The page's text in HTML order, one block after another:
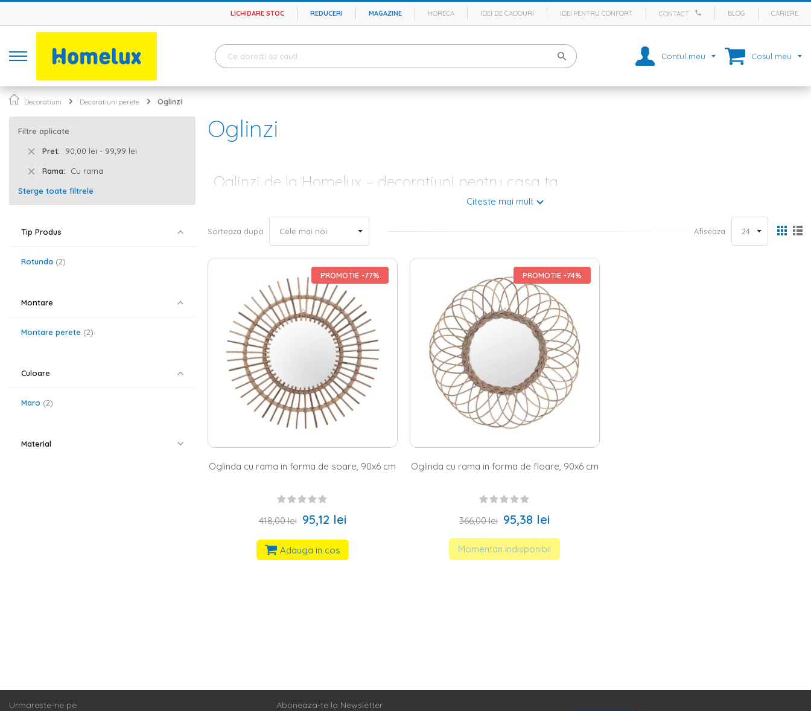
LICHIDARE STOC REDUCERI MAGAZINE HORECA IDEI DE CADOURI IDEI PENTRU CONFORT CONTACT BLOG CARIERE
Contul meu Cosul meu
Decoratiuni Decoratiuni perete Oglinzi
Oglinzi
Oglinzi de la Homelux – decoratiuni pentru casa ta
Atunci cand amenajezi, trebuie sa iei in calcul diferite etape. In primul rand, trebuie sa decizi care va fi culoarea peretilor si pentru ce materiale optezi in
ceea ce priveste pardoseala. Urmeaza apoi mobila si electrocasnicele. Iti doresti o casa complet utilata, corect? Si pana sa ajungi la linia de finish, mai ai
de trecut printr-o etapa: sa alegi cele mai potrivite
. Si atunci cand vorbim despre obiectele decorative, in mod cert, majoritatea persoanelor
se gandesc la
principal, o oglinda perete poate contribui foarte mult la estetica locuintei tale.
Oglinzi clasice si moderne pentru orice stil de amenajare
Daca si tu cauti oglinzi pentru casa ta, atunci ai ajuns in locul potrivit. Homelux te intampina cu o gama diversificata de produse, realizate special pentru
tine. Poate iti doresti sa arunci o privire asupra colectiei noastre de oglinzi perete sau poate preferi
schimbare in living, in hol, in dormitor ori in baie, pe site-ul nostru gasesti inspiratie pentru orice incapere, iar atunci cand vine vorba de alegerea
potrivita, ai la dispozitie mai multe variante: poti alege o oglinda decorativa dreptunghiulara, hexagonala, ovala, patrata, rectangulara sau o
rotunda. De asmenea, poti opta pentru o oglinda cu rama sau pentru una fara rama. In plus, indiferent de care este stilul de amenajare preferat, pe site-
ul nostru gasesti oglinzi decorative pentru toate gusturile si toate incaperile din locuinta ta.
Oglinzi cu personalitate pentru case cu stil
Stilurile moderne de amenajare pun foarte mare accent pe detalii, iar astfel de elemente pot fi reprezentate chiar si de oglinzi. De exemplu, pentru
camera de zi, ai putea alege o oglinda rotunda in forma ochiului, in forma de soare sau ghirlanda. In plus, gandeste-te cat de frumos s-ar putea
completa noua tamobila livingcu o oglinda din metal auriu. Apoi, daca tocmai ce ai demarat un amplu proiect de reamenajare in baia ta si cauti cateva
decoratiuni perete, poti incepe cu o oglinda led. De altfel, mobila de dormitor poate capata o alta imagine daca optezi pentru amenajarea unui colt
dedicat machiajului. Si cum dintr-un astfel de colt nu pot lipsi oglinzile, ai putea alege o oglinda cu suport din bambus, din plastic sau metal, in functie de
cromatica din incapere. Si pentru ca am adus in discutie paleta de culori, e important sa stii ca pe site-ul nostru gasesti oglinzi in nuante de auriu, gri,
nu uita ca la capitolul decoratiuni perete, oglinzile joaca un rol esential in amenajarea incaperilor din casa ta.
Citeste mai mult
Sorteaza dupa Afiseaza
PROMOTIE -77%
Oglinda cu rama in forma de soare, 90x6 cm
418,00 lei 95,12 lei
Adauga in cos
PROMOTIE -74%
Oglinda cu rama in forma de floare, 90x6 cm
366,00 lei 95,38 lei
Momentan indisponibil
Filtre aplicate
Pret 90,00 lei - 99,99 lei
Rama Cu rama
Sterge toate filtrele
Tip Produs
Rotunda 2
Montare
Montare perete 2
Culoare
Maro 2
Material
Urmareste-ne pe
Aboneaza-te la Newsletter